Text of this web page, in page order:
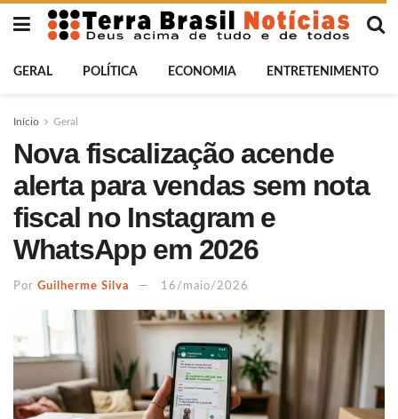
GERAL POLÍTICA ECONOMIA ENTRETENIMENTO
Início Geral
Nova fiscalização acende
alerta para vendas sem nota
fiscal no Instagram e
WhatsApp em 2026
Por Guilherme Silva 16/maio/2026